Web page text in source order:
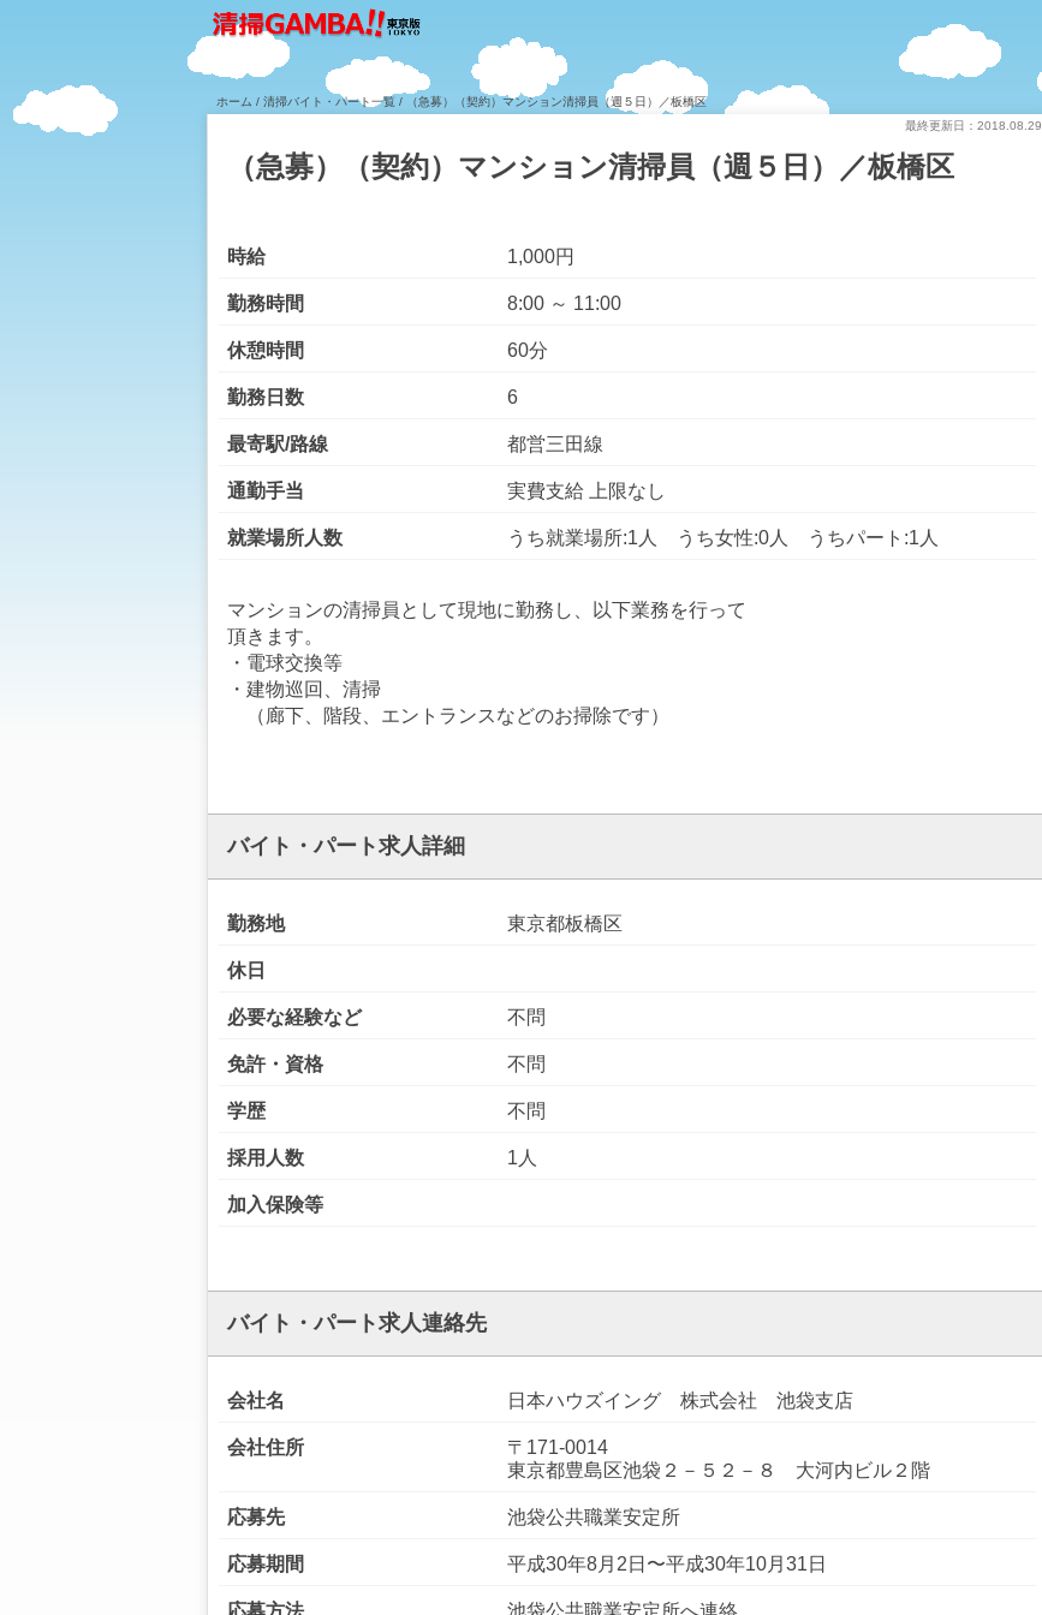
ホーム / 清掃バイト・パート一覧 / （急募）（契約）マンション清掃員（週５日）／板橋区
最終更新日：2018.08.29
（急募）（契約）マンション清掃員（週５日）／板橋区
時給 1,000円
勤務時間 8:00 ～ 11:00
休憩時間 60分
勤務日数 6
最寄駅/路線 都営三田線
通勤手当 実費支給 上限なし
就業場所人数 うち就業場所:1人 うち女性:0人 うちパート:1人
マンションの清掃員として現地に勤務し、以下業務を行って
頂きます。
・電球交換等
・建物巡回、清掃
（廊下、階段、エントランスなどのお掃除です）
バイト・パート求人詳細
勤務地 東京都板橋区
休日
必要な経験など 不問
免許・資格 不問
学歴 不問
採用人数 1人
加入保険等
バイト・パート求人連絡先
会社名 日本ハウズイング 株式会社 池袋支店
会社住所
〒171-0014
東京都豊島区池袋２－５２－８ 大河内ビル２階
応募先 池袋公共職業安定所
応募期間 平成30年8月2日〜平成30年10月31日
応募方法 池袋公共職業安定所へ連絡。